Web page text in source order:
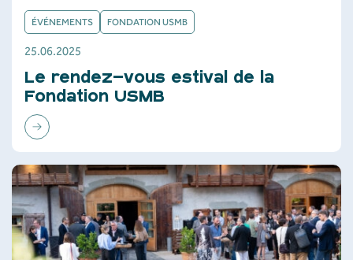
ÉVÉNEMENTS FONDATION USMB
25.06.2025
Le rendez-vous estival de la
Fondation USMB